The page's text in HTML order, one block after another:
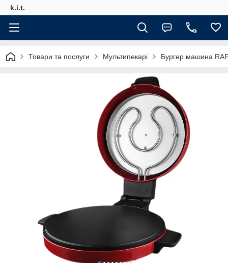
k.i.t.
Товари та послуги Мультипекарі Бургер машина